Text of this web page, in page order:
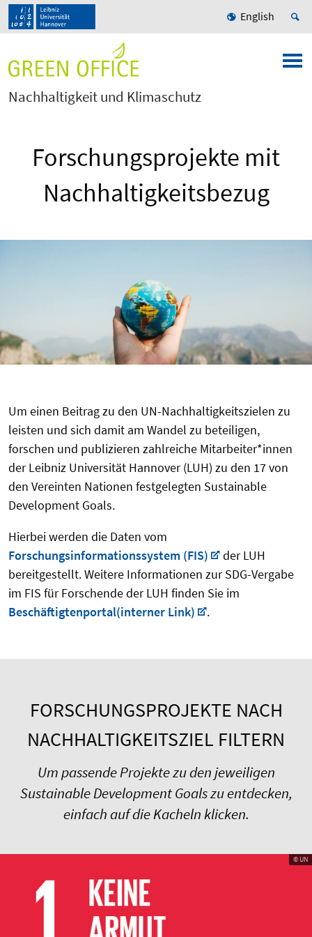
English
Nachhaltigkeit und Klimaschutz
Forschungsprojekte mit
Nachhaltigkeitsbezug
Um einen Beitrag zu den UN-Nachhaltigkeitszielen zu
leisten und sich damit am Wandel zu beteiligen,
forschen und publizieren zahlreiche Mitarbeiter*innen
der Leibniz Universität Hannover (LUH) zu den 17 von
den Vereinten Nationen festgelegten Sustainable
Development Goals.
Hierbei werden die Daten vom
Forschungsinformationssystem (FIS)
der LUH
bereitgestellt. Weitere Informationen zur SDG-Vergabe
im FIS für Forschende der LUH finden Sie im
Beschäftigtenportal(interner Link)
.
FORSCHUNGSPROJEKTE NACH
NACHHALTIGKEITSZIEL FILTERN
Um passende Projekte zu den jeweiligen
Sustainable Development Goals zu entdecken,
einfach auf die Kacheln klicken.
© UN